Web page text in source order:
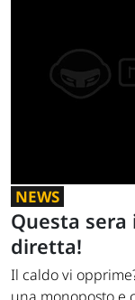
NEWS
Questa sera
diretta!
Il caldo vi